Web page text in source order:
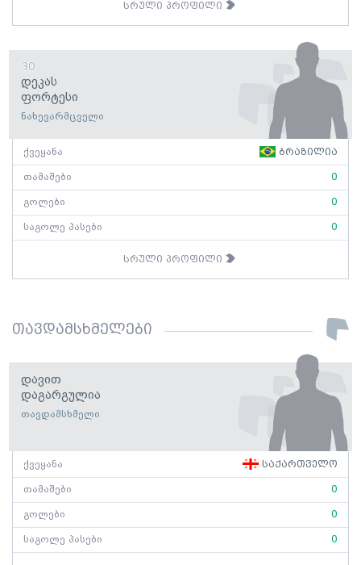
სრული პროფილი
30
Დეკას
Ფორტესი
ნახევარმცველი
ქვეყანა ბრაზილია
თამაშები 0
გოლები 0
საგოლე პასები 0
სრული პროფილი
თავდამსხმელები
Დავით
Დაგარგულია
თავდამსხმელი
ქვეყანა საქართველო
თამაშები 0
გოლები 0
საგოლე პასები 0